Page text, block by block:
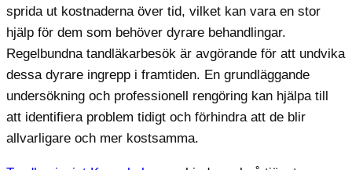
sprida ut kostnaderna över tid, vilket kan vara en stor
hjälp för dem som behöver dyrare behandlingar.
Regelbundna tandläkarbesök är avgörande för att undvika
dessa dyrare ingrepp i framtiden. En grundläggande
undersökning och professionell rengöring kan hjälpa till
att identifiera problem tidigt och förhindra att de blir
allvarligare och mer kostsamma.